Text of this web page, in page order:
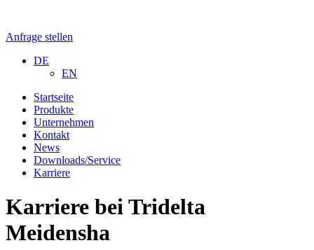
Anfrage stellen
DE
EN
Startseite
Produkte
Unternehmen
Kontakt
News
Downloads/Service
Karriere
Karriere bei Tridelta
Meidensha